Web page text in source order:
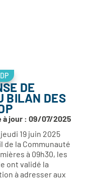
DE
BILAN DES
à jour : 09/07/2025
19 juin 2025
de la Communauté
à 09h30, les
ont validé la
à adresser aux